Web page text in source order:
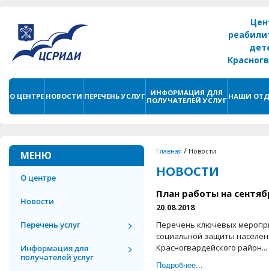
О ЦЕНТРЕ НОВОСТИ ПЕРЕЧЕНЬ УСЛУГ
ИНФОРМАЦИЯ ДЛЯ
ПОЛУЧАТЕЛЕЙ УСЛУГ НАШИ
МЕНЮ
О центре
Новости
Перечень услуг
Информация для
получателей услуг
Главная / Новости
НОВОСТИ
План работы на
20.08.2018
Перечень ключевых
социальной защиты
Красногвардейского район...
Подробнее...